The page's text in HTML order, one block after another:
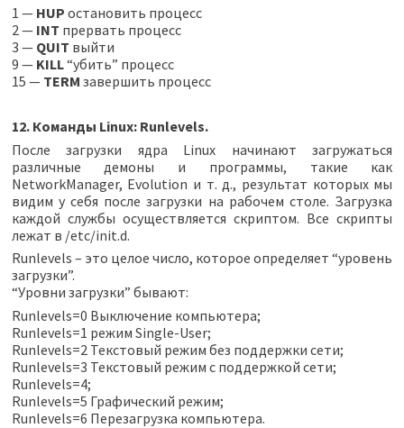
1 — HUP остановить процесс
2 — INT прервать процесс
3 — QUIT выйти
9 — KILL“убить” процесс
15 — TERM завершить процесс
12. Команды Linux: Runlevels.
После загрузки ядра Linux начинают загружаться
различные демоны и программы, такие как
NetworkManager, Evolution и т. д., результат которых мы
видим у себя после загрузки на рабочем столе. Загрузка
каждой службы осуществляется скриптом. Все скрипты
лежат в /etc/init.d.
Runlevels – это целое число, которое определяет “уровень
загрузки”.
“Уровни загрузки” бывают:
Runlevels=0 Выключение компьютера;
Runlevels=1 режим Single-User;
Runlevels=2 Текстовый режим без поддержки сети;
Runlevels=3 Текстовый режим с поддержкой сети;
Runlevels=4;
Runlevels=5 Графический режим;
Runlevels=6 Перезагрузка компьютера.